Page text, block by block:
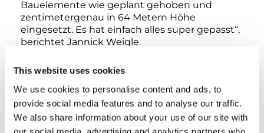
This website uses cookies
We use cookies to personalise content and ads, to
provide social media features and to analyse our traffic.
We also share information about your use of our site with
Bauelemente wie geplant gehoben und
zentimetergenau in 64 Metern Höhe
eingesetzt. Es hat einfach alles super gepasst“,
berichtet Jannick Weigle.
Lobende Worte für den Kran
Und auch mit der Einsatzpremiere des Krans
ist er sehr zufrieden: „Der AC 7.450-1 ist groß,
stark und dabei super-kompakt für seine